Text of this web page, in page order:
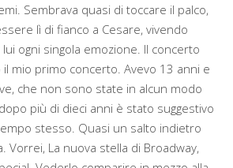
Sembrava quasi di toccare il palco,
lì di fianco a Cesare, vivendo
ogni singola emozione. Il concerto
mio primo concerto. Avevo 13 anni e
che non sono state in alcun modo
più di dieci anni è stato suggestivo
stesso. Quasi un salto indietro
Vorrei, La nuova stella di Broadway,